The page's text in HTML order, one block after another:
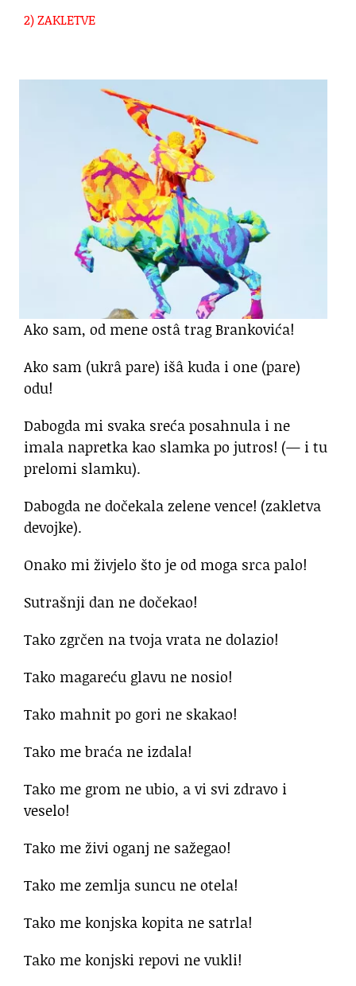
2) ZAKLETVE
Ako sam, od mene ostâ trag Brankovića!
Ako sam (ukrâ pare) išâ kuda i one (pare)
odu!
Dabogda mi svaka sreća posahnula i ne
imala napretka kao slamka po jutros! (— i tu
prelomi slamku).
Dabogda ne dočekala zelene vence! (zakletva
devojke).
Onako mi živjelo što je od moga srca palo!
Sutrašnji dan ne dočekao!
Tako zgrčen na tvoja vrata ne dolazio!
Tako magareću glavu ne nosio!
Tako mahnit po gori ne skakao!
Tako me braća ne izdala!
Tako me grom ne ubio, a vi svi zdravo i
veselo!
Tako me živi oganj ne sažegao!
Tako me zemlja suncu ne otela!
Tako me konjska kopita ne satrla!
Tako me konjski repovi ne vukli!